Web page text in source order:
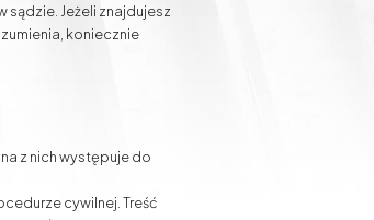
Jeżeli znajdujesz
koniecznie
z nich występuje do
cywilnej. Treść